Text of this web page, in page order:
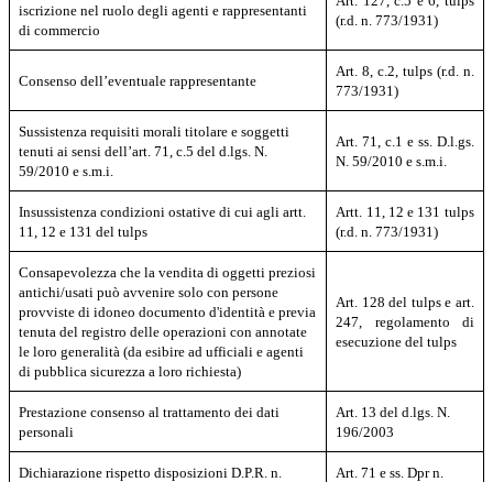
iscrizione nel ruolo degli agenti e rappresentanti
di commercio
(r.d. n. 773/1931)
Consenso dell’eventuale rappresentante
Art. 8, c.2, tulps (r.d. n.
773/1931)
Sussistenza requisiti morali titolare e soggetti
tenuti ai sensi dell’art. 71, c.5 del d.lgs. N.
59/2010 e s.m.i.
Art. 71, c.1 e ss. D.l.gs.
N. 59/2010 e s.m.i.
Insussistenza condizioni ostative di cui agli artt.
11, 12 e 131 del tulps
Artt. 11, 12 e 131 tulps
(r.d. n. 773/1931)
Consapevolezza che la vendita di oggetti preziosi
antichi/usati può avvenire solo con persone
provviste di idoneo documento d'identità e previa
tenuta del registro delle operazioni con annotate
le loro generalità (da esibire ad ufficiali e agenti
di pubblica sicurezza a loro richiesta)
Art. 128 del tulps e art.
247, regolamento di
esecuzione del tulps
Prestazione consenso al trattamento dei dati
personali
Art. 13 del d.lgs. N.
196/2003
Dichiarazionerispetto disposizioni D.P.R. n.
Art. 71 e ss. Dpr n.